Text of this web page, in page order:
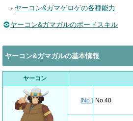
› ヤーコン&ガマゲロゲの各種能力
ヤーコン&ガマガルのボードスキル
ヤーコン&ガマガルの基本情報
ヤーコン
[No.] No.40